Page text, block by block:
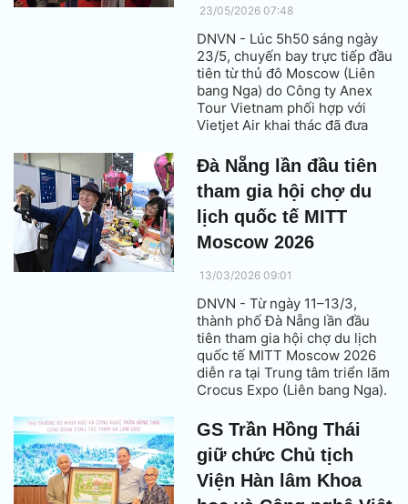
23/05/2026 07:48
DNVN - Lúc 5h50 sáng ngày
23/5, chuyến bay trực tiếp đầu
tiên từ thủ đô Moscow (Liên
bang Nga) do Công ty Anex
Tour Vietnam phối hợp với
Vietjet Air khai thác đã đưa
xuống sân bay quốc tế Đà
Nẵng.
Đà Nẵng lần đầu tiên
tham gia hội chợ du
lịch quốc tế MITT
Moscow 2026
13/03/2026 09:01
DNVN - Từ ngày 11–13/3,
thành phố Đà Nẵng lần đầu
tiên tham gia hội chợ du lịch
quốc tế MITT Moscow 2026
diễn ra tại Trung tâm triển lãm
Crocus Expo (Liên bang Nga).
GS Trần Hồng Thái
giữ chức Chủ tịch
Viện Hàn lâm Khoa